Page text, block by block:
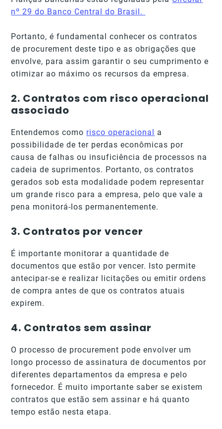
nº 29 do Banco Central do Brasil.
Portanto, é fundamental conhecer os contratos
de procurement deste tipo e as obrigações que
envolve, para assim garantir o seu cumprimento e
otimizar ao máximo os recursos da empresa.
2. Contratos com risco operacional
associado
Entendemos como risco operacional a
possibilidade de ter perdas econômicas por
causa de falhas ou insuficiência de processos na
cadeia de suprimentos. Portanto, os contratos
gerados sob esta modalidade podem representar
um grande risco para a empresa, pelo que vale a
pena monitorá-los permanentemente.
3. Contratos por vencer
É importante monitorar a quantidade de
documentos que estão por vencer. Isto permite
antecipar-se e realizar licitações ou emitir ordens
de compra antes de que os contratos atuais
expirem.
4. Contratos sem assinar
O processo de procurement pode envolver um
longo processo de assinatura de documentos por
diferentes departamentos da empresa e pelo
fornecedor. É muito importante saber se existem
contratos que estão sem assinar e há quanto
tempo estão nesta etapa.